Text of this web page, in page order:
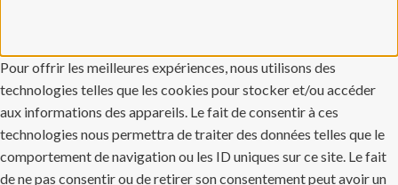
Pour offrir les meilleures expériences, nous utilisons des
technologies telles que les cookies pour stocker et/ou accéder
aux informations des appareils. Le fait de consentir à ces
technologies nous permettra de traiter des données telles que le
comportement de navigation ou les ID uniques sur ce site. Le fait
de ne pas consentir ou de retirer son consentement peut avoir un